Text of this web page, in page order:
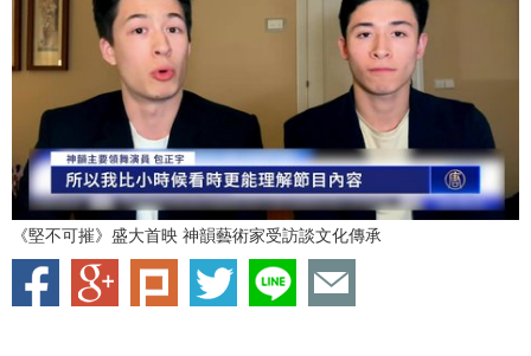
《堅不可摧》盛大首映 神韻藝術家受訪談文化傳承